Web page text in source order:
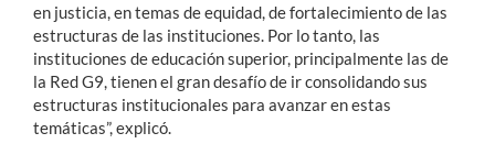
en justicia, en temas de equidad, de fortalecimiento de las
estructuras de las instituciones. Por lo tanto, las
instituciones de educación superior, principalmente las de
la Red G9, tienen el gran desafío de ir consolidando sus
estructuras institucionales para avanzar en estas
temáticas”, explicó.